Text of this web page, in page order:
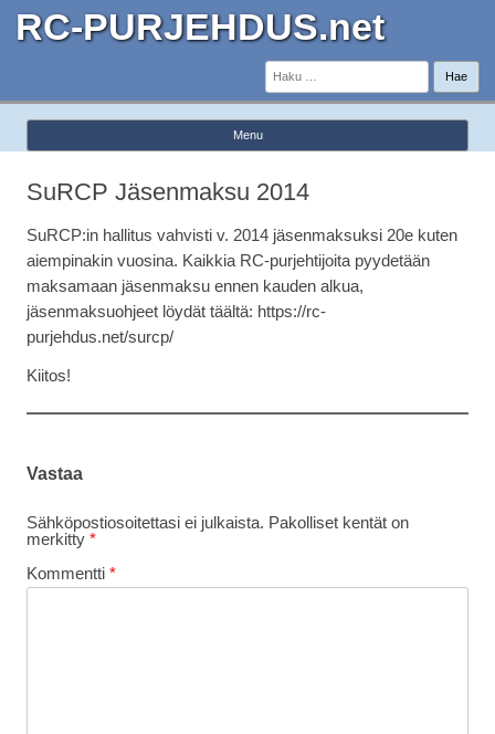
RC-PURJEHDUS.net
Haku:
Menu
SuRCP Jäsenmaksu 2014
SuRCP:in hallitus vahvisti v. 2014 jäsenmaksuksi 20e kuten
aiempinakin vuosina. Kaikkia RC-purjehtijoita pyydetään
maksamaan jäsenmaksu ennen kauden alkua,
jäsenmaksuohjeet löydät täältä: https://rc-
purjehdus.net/surcp/
Kiitos!
Vastaa
Sähköpostiosoitettasi ei julkaista. Pakolliset kentät on
merkitty *
Kommentti *